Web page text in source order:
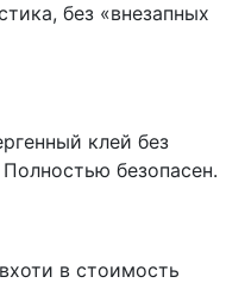
без «внезапных
клей без
безопасен.
в стоимость